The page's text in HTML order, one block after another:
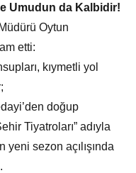
Umudun da Kalbidir!
Oytun
etti:
kıymetli yol
doğup
Tiyatroları” adıyla
yeni sezon açılışında